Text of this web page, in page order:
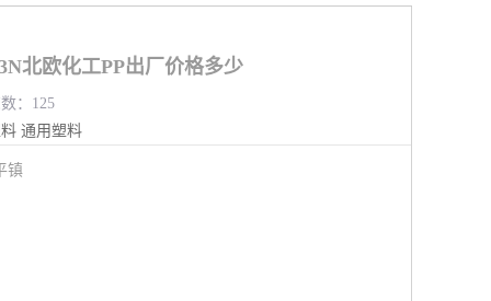
北欧化工PP出厂价格多少
：125
通用塑料
镇